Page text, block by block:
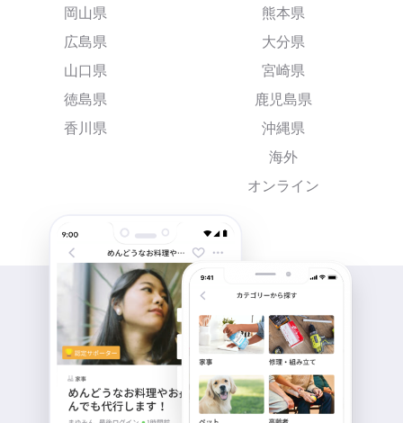
岡山県
広島県
山口県
徳島県
香川県
熊本県
大分県
宮崎県
鹿児島県
沖縄県
海外
オンライン